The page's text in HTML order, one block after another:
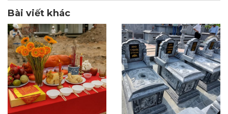
Bài viết khác